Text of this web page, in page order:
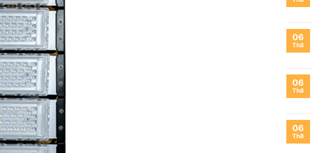
06
Th8
06
Th8
06
Th8